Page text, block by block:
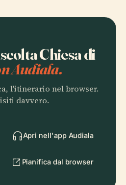
Chiesa di
Audiala.
l'itinerario nel browser.
davvero.
Apri nell'app Audiala
Pianifica dal browser